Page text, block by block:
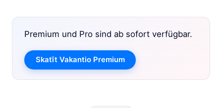
Premium und Pro sind ab sofort verfügbar.
Skatīt Vakantio Premium